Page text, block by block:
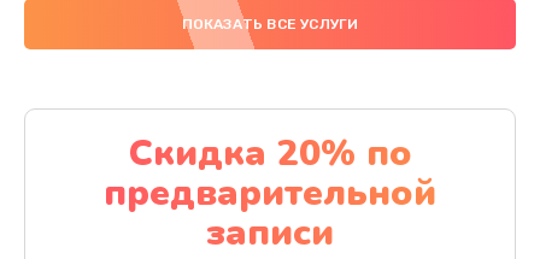
ПОКАЗАТЬ ВСЕ УСЛУГИ
Скидка 20% по
предварительной
записи